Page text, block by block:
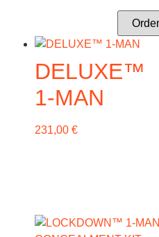
DELUXE™
1-MAN
231,00 €